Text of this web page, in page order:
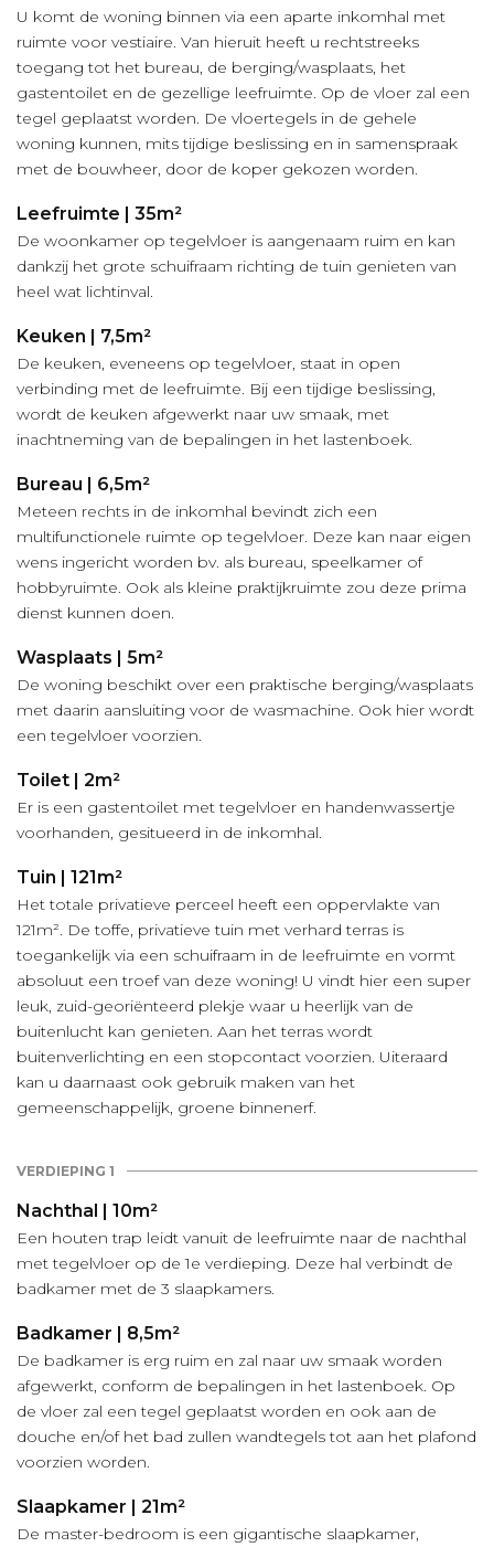
U komt de woning binnen via een aparte inkomhal met
ruimte voor vestiaire. Van hieruit heeft u rechtstreeks
toegang tot het bureau, de berging/wasplaats, het
gastentoilet en de gezellige leefruimte. Op de vloer zal een
tegel geplaatst worden. De vloertegels in de gehele
woning kunnen, mits tijdige beslissing en in samenspraak
met de bouwheer, door de koper gekozen worden.
Leefruimte | 35m²
De woonkamer op tegelvloer is aangenaam ruim en kan
dankzij het grote schuifraam richting de tuin genieten van
heel wat lichtinval.
Keuken | 7,5m²
De keuken, eveneens op tegelvloer, staat in open
verbinding met de leefruimte. Bij een tijdige beslissing,
wordt de keuken afgewerkt naar uw smaak, met
inachtneming van de bepalingen in het lastenboek.
Bureau | 6,5m²
Meteen rechts in de inkomhal bevindt zich een
multifunctionele ruimte op tegelvloer. Deze kan naar eigen
wens ingericht worden bv. als bureau, speelkamer of
hobbyruimte. Ook als kleine praktijkruimte zou deze prima
dienst kunnen doen.
Wasplaats | 5m²
De woning beschikt over een praktische berging/wasplaats
met daarin aansluiting voor de wasmachine. Ook hier wordt
een tegelvloer voorzien.
Toilet | 2m²
Er is een gastentoilet met tegelvloer en handenwassertje
voorhanden, gesitueerd in de inkomhal.
Tuin | 121m²
Het totale privatieve perceel heeft een oppervlakte van
121m². De toffe, privatieve tuin met verhard terras is
toegankelijk via een schuifraam in de leefruimte en vormt
absoluut een troef van deze woning! U vindt hier een super
leuk, zuid-georiënteerd plekje waar u heerlijk van de
buitenlucht kan genieten. Aan het terras wordt
buitenverlichting en een stopcontact voorzien. Uiteraard
kan u daarnaast ook gebruik maken van het
gemeenschappelijk, groene binnenerf.
VERDIEPING 1
Nachthal | 10m²
Een houten trap leidt vanuit de leefruimte naar de nachthal
met tegelvloer op de 1e verdieping. Deze hal verbindt de
badkamer met de 3 slaapkamers.
Badkamer | 8,5m²
De badkamer is erg ruim en zal naar uw smaak worden
afgewerkt, conform de bepalingen in het lastenboek. Op
de vloer zal een tegel geplaatst worden en ook aan de
douche en/of het bad zullen wandtegels tot aan het plafond
voorzien worden.
Slaapkamer | 21m²
De master-bedroom is een gigantische slaapkamer,